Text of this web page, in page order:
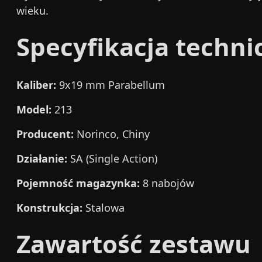
wieku.
Specyfikacja
Kaliber: 9x19 mm Parabellum
Model: 213
Producent: Norinco, Chiny
Działanie: SA (Single Action)
Pojemność magazynka: 8 nabojów
Konstrukcja: Stalowa
Zawartość zestawu